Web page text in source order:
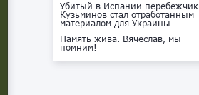
Убитый в Испании перебежчик
Кузьминов стал отработанным
материалом для Украины
Память жива. Вячеслав, мы
помним!
Не доставайся ты никому!